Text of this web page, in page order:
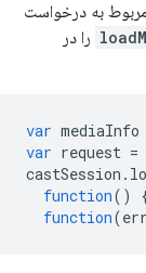
مربوط به درخواست
را در
var mediaInfo
var request =
castSession .
function()
function(